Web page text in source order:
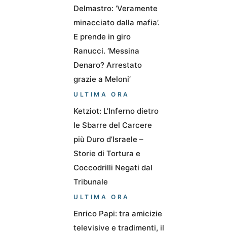
Delmastro: ‘Veramente
minacciato dalla mafia’.
E prende in giro
Ranucci. ‘Messina
Denaro? Arrestato
grazie a Meloni’
ULTIMA ORA
Ketziot: L’Inferno dietro
le Sbarre del Carcere
più Duro d’Israele –
Storie di Tortura e
Coccodrilli Negati dal
Tribunale
ULTIMA ORA
Enrico Papi: tra amicizie
televisive e tradimenti, il